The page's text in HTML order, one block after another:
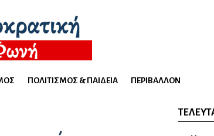
ΠΟΛΙΤΙΣΜΌΣ & ΠΑΙΔΕΊΑ ΠΕΡΙΒΆΛΛΟΝ